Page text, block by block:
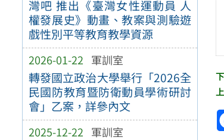
灣吧 推出《臺灣女性運動員 人
權發展史》動畫、教案與測驗遊
戲性別平等教育教學資源
2026-01-22 軍訓室
轉發國立政治大學舉行「2026全
民國防教育暨防衛動員學術研討
會」乙案，詳參內文
2025-12-22 軍訓室